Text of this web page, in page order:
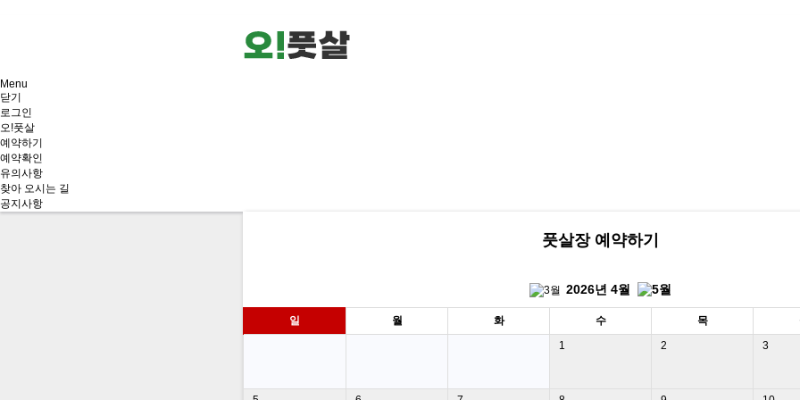
Menu
닫기
로그인
오!풋살
예약하기
예약확인
유의사항
찾아 오시는 길
공지사항
풋살장 예약하기
2026년 4월
일 월 화 수 목
1
2 3